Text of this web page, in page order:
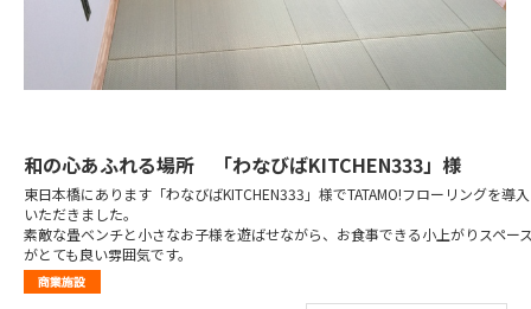
和の心あふれる場所 「わなびばKITCHEN333」様
東日本橋にあります「わなびばKITCHEN333」様でTATAMO!フローリングを導入
いただきました。
素敵な畳ベンチと小さなお子様を遊ばせながら、お食事できる小上がりスペー
がとても良い雰囲気です。